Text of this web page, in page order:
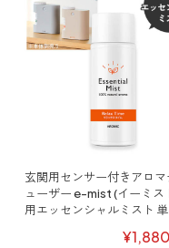
外出先でも
アロミ
トイレ用
ティー
リード
ティー
衣類・
ファブ
ラベン
キャン
マスク
次亜塩
ご利用ガイド
玄関用センサー付きアロマ
ューザー e-mist (イーミス
用エッセンシャルミスト
¥1,880